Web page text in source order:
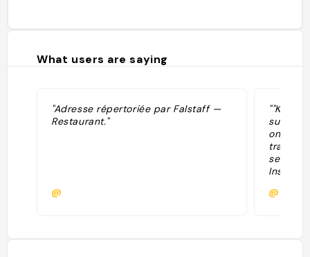
What users are saying
"Adresse répertoriée par Falstaff —
Restaurant."
@
on the
Inside,